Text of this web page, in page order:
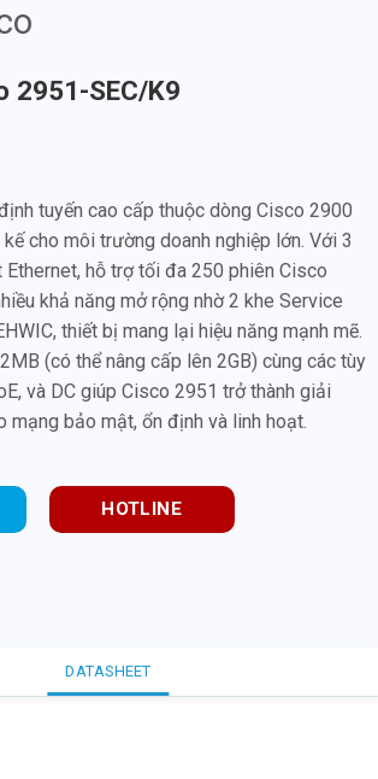
2951-SEC/K9
tuyến cao cấp thuộc dòng Cisco 2900
cho môi trường doanh nghiệp lớn. Với 3
Ethernet, hỗ trợ tối đa 250 phiên Cisco
khả năng mở rộng nhờ 2 khe Service
thiết bị mang lại hiệu năng mạnh mẽ.
(có thể nâng cấp lên 2GB) cùng các tùy
và DC giúp Cisco 2951 trở thành giải
mạng bảo mật, ổn định và linh hoạt.
HOTLINE
DATASHEET